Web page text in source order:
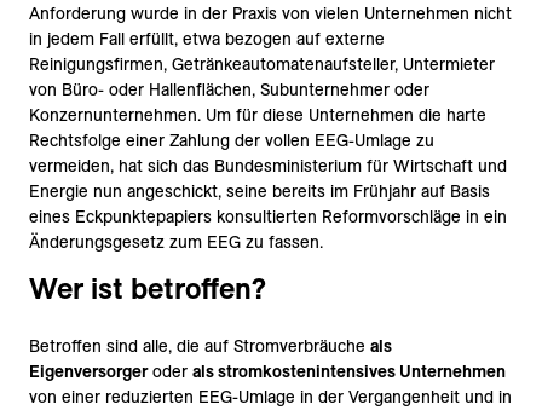
Anforderung wurde in der Praxis von vielen Unternehmen nicht
in jedem Fall erfüllt, etwa bezogen auf externe
Reinigungsfirmen, Getränkeautomatenaufsteller, Untermieter
von Büro- oder Hallenflächen, Subunternehmer oder
Konzernunternehmen. Um für diese Unternehmen die harte
Rechtsfolge einer Zahlung der vollen EEG-Umlage zu
vermeiden, hat sich das Bundesministerium für Wirtschaft und
Energie nun angeschickt, seine bereits im Frühjahr auf Basis
eines Eckpunktepapiers konsultierten Reformvorschläge in ein
Änderungsgesetz zum EEG zu fassen.
Wer ist betroffen?
Betroffen sind alle, die auf Stromverbräuche als
Eigenversorgeroder als stromkostenintensives Unternehmen
von einer reduzierten EEG-Umlage in der Vergangenheit und in